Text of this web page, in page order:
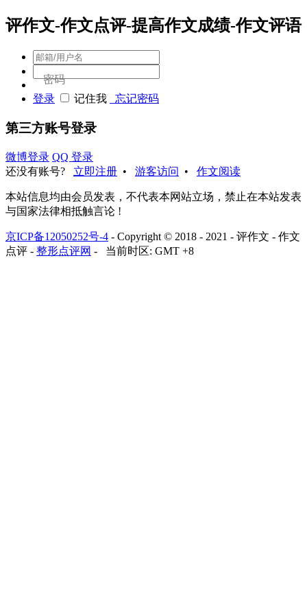
评作文-作文点评-提高作文成绩-作文评语
密码
登录
记住我 忘记密码
第三方账号登录
微博登录 QQ 登录
还没有账号?
立即注册 • 游客访问 • 作文阅读
本站信息均由会员发表，不代表本网站立场，禁止在本站发表
与国家法律相抵触言论 !
京ICP备12050252号-4 - Copyright © 2018 - 2021 - 评作文 - 作文
点评 - 整形点评网 - 当前时区: GMT +8